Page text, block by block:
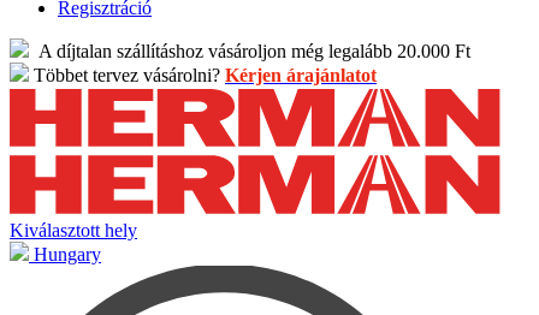
Regisztráció
A díjtalan szállításhoz vásároljon még legalább 20.000 Ft
Többet tervez vásárolni? Kérjen árajánlatot
Kiválasztott hely
Hungary